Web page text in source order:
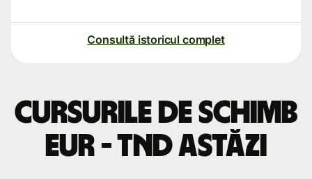
Consultă istoricul complet
Cursurile de schimb
EUR - TND astăzi